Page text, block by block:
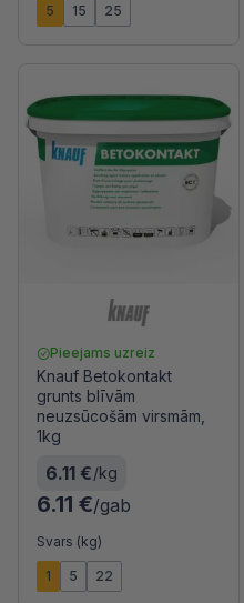
5 15 25
Pieejams uzreiz
Knauf Betokontakt
grunts blīvām
neuzsūcošām virsmām,
1kg
6.11 €/kg
6.11 €/gab
Svars (kg)
1 5 22